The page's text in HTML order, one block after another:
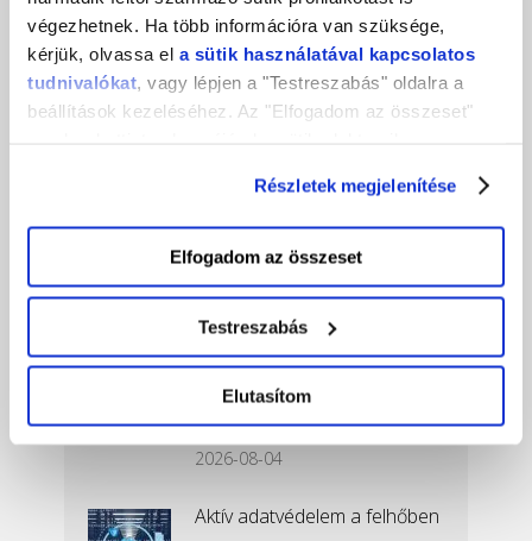
végezhetnek. Ha több információra van szüksége,
kérjük, olvassa el a sütik használatával kapcsolatos
tudnivalókat , vagy lépjen a "Testreszabás" oldalra a
beállítások kezeléséhez. Az "Elfogadom az összeset"
nyomva csak a szükséges sütik tárolását fogadja el.
Részletek megjelenítése
Elfogadom az összeset
Testreszabás
Elutasítom
forradalmasítja a vállalkozások és a magánszemélyek
digitális erőforrásokhoz való hozzáférését és azok
felhasználását. …
Legfrissebb cikkeink
Hiperperszonalizáció a
webshopokban: hogyan
csökkentsd a
kosárelhagyást …
2026-08-04
Aktív adatvédelem a felhőben